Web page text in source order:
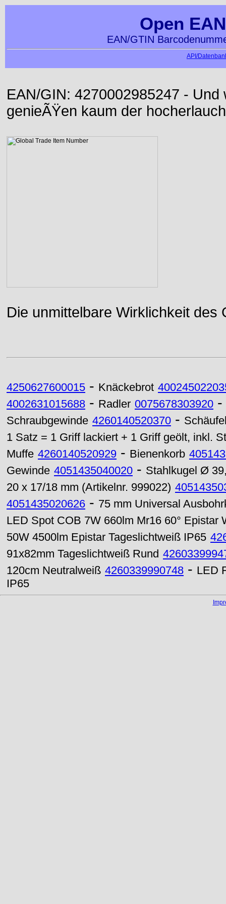
Open
EAN/GTIN
API/
EAN/GIN: 4270002985247 -
genieÃŸen kaum der
Die unmittelbare Wirklichkeit des
4250627600015 - Knäckebrot
4002631015688 - Radler 0075678303920 -
Schraubgewinde 4260140520370 -
1 Satz = 1 Griff lackiert + 1 Griff geölt, inkl.
Muffe 4260140520929 - Bienenkorb
Gewinde 4051435040020 - Stahlkugel Ø
20 x 17/18 mm (Artikelnr. 999022)
4051435020626 - 75 mm Universal
LED Spot COB 7W 660lm Mr16 60° Epistar
50W 4500lm Epistar Tageslichtweiß IP65
91x82mm Tageslichtweiß Rund
120cm Neutralweiß 4260339990748 - LED
IP65